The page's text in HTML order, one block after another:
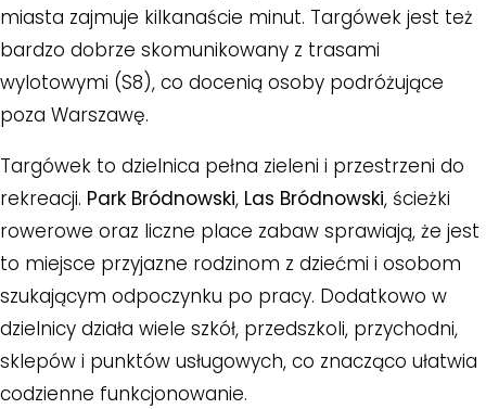
miasta zajmuje kilkanaście minut. Targówek jest też
bardzo dobrze skomunikowany z trasami
wylotowymi (S8), co docenią osoby podróżujące
poza Warszawę.
Targówek to dzielnica pełna zieleni i przestrzeni do
rekreacji. Park Bródnowski, Las Bródnowski, ścieżki
rowerowe oraz liczne place zabaw sprawiają, że jest
to miejsce przyjazne rodzinom z dziećmi i osobom
szukającym odpoczynku po pracy. Dodatkowo w
dzielnicy działa wiele szkół, przedszkoli, przychodni,
sklepów i punktów usługowych, co znacząco ułatwia
codzienne funkcjonowanie.